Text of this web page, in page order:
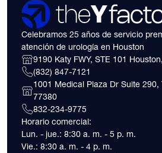
Celebramos 25 años de servicio
atención de urología en Houston
9190 Katy FWY, STE 101
(832) 847-7121
1001 Medical Plaza Dr Suite 290,
77380
832-234-9775
Horario comercial:
Lun. - jue.: 8:30 a. m. - 5 p. m.
Vie.: 8:30 a. m. - 4 p. m.